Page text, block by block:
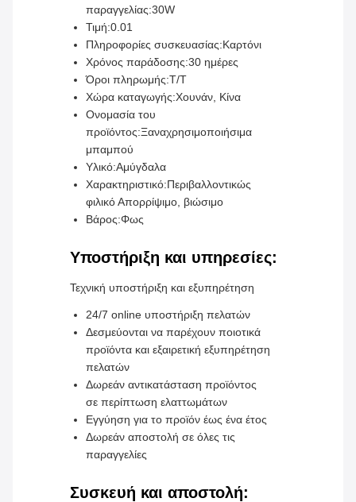
παραγγελίας:30W
Τιμή:0.01
Πληροφορίες συσκευασίας:Καρτόνι
Χρόνος παράδοσης:30 ημέρες
Όροι πληρωμής:Τ/Τ
Χώρα καταγωγής:Χουνάν, Κίνα
Ονομασία του
προϊόντος:Ξαναχρησιμοποιήσιμα
μπαμπού
Υλικό:Αμύγδαλα
Χαρακτηριστικό:Περιβαλλοντικώς
φιλικό Απορρίψιμο, βιώσιμο
Βάρος:Φως
Υποστήριξη και υπηρεσίες:
Τεχνική υποστήριξη και εξυπηρέτηση
24/7 online υποστήριξη πελατών
Δεσμεύονται να παρέχουν ποιοτικά
προϊόντα και εξαιρετική εξυπηρέτηση
πελατών
Δωρεάν αντικατάσταση προϊόντος
σε περίπτωση ελαττωμάτων
Εγγύηση για το προϊόν έως ένα έτος
Δωρεάν αποστολή σε όλες τις
παραγγελίες
Συσκευή και αποστολή: